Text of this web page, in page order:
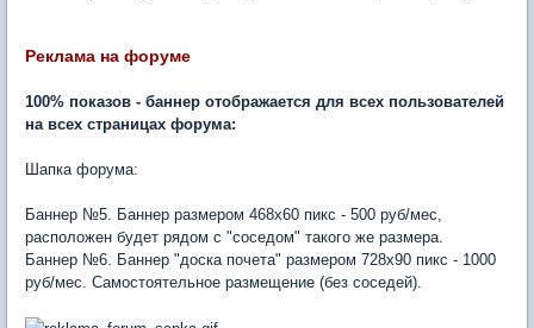
Реклама на форуме
100% показов - баннер отображается для всех пользователей
на всех страницах форума:
Шапка форума:
Баннер №5. Баннер размером 468х60 пикс - 500 руб/мес,
расположен будет рядом с "соседом" такого же размера.
Баннер №6. Баннер "доска почета" размером 728х90 пикс - 1000
руб/мес. Самостоятельное размещение (без соседей).